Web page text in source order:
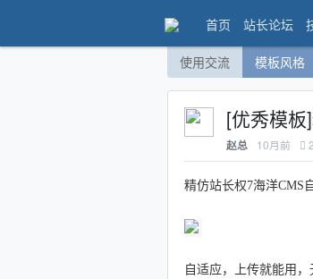
首页 站长论坛
使用交流 模板风格
[优秀模
赵总 10月前
精仿站长权7海洋CMS
自适应，上传就能用